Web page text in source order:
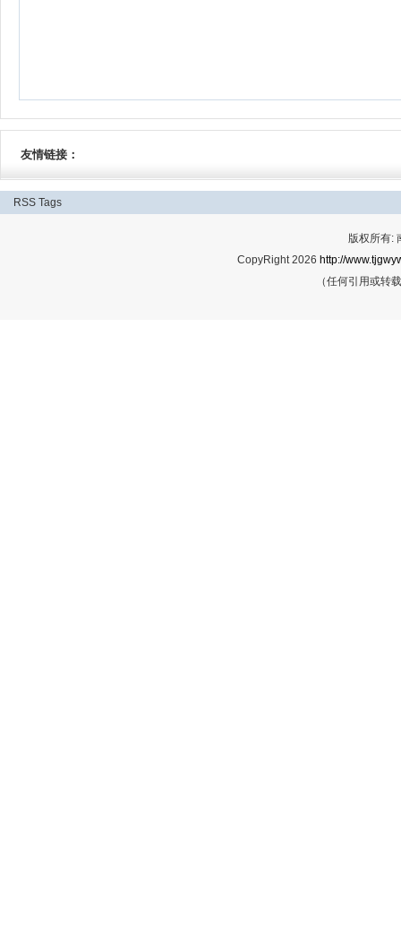
友情链接：
RSS Tags
版权所有:
CopyRight 2026 http://
（任何引用或转